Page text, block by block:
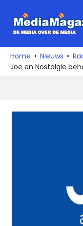
naar
media
over
de
Home Nieuws
Joe en Nostalgie